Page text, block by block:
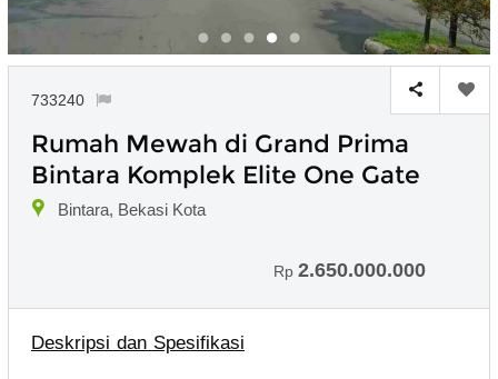
733240
Rumah Mewah di Grand Prima
Bintara Komplek Elite One Gate
Bintara, Bekasi Kota
Rp 2.650.000.000
Deskripsi dan Spesifikasi